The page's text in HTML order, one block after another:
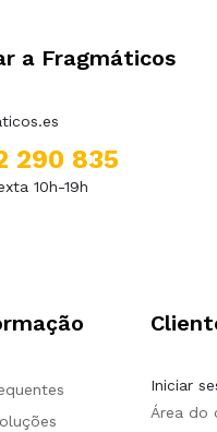
a Fragmáticos
290 835
10h-19h
Iniciar
Área do